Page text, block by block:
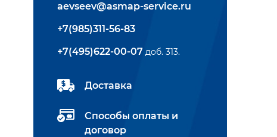
aevseev@asmap-service.ru
+7(985)311-56-83
+7(495)622-00-07 доб. 313.
Доставка
Способы оплаты и
договор